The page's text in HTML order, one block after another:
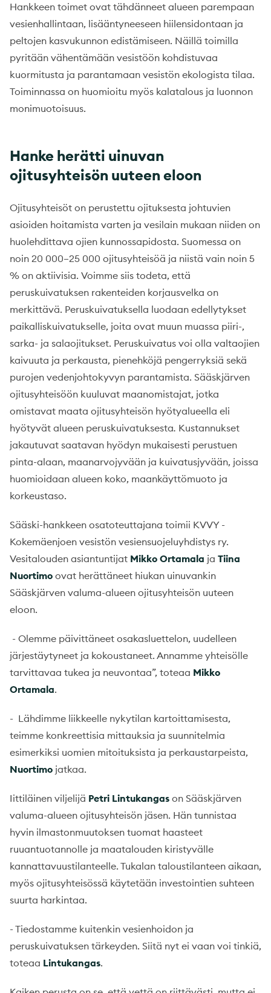
Hankkeen toimet ovat tähdänneet alueen parempaan
vesienhallintaan, lisääntyneeseen hiilensidontaan ja
peltojen kasvukunnon edistämiseen. Näillä toimilla
pyritään vähentämään vesistöön kohdistuvaa
kuormitusta ja parantamaan vesistön ekologista tilaa.
Toiminnassa on huomioitu myös kalatalous ja luonnon
monimuotoisuus.
Hanke herätti uinuvan
ojitusyhteisön uuteen eloon
Ojitusyhteisöt on perustettu ojituksesta johtuvien
asioiden hoitamista varten ja vesilain mukaan niiden on
huolehdittava ojien kunnossapidosta. Suomessa on
noin 20 000–25 000 ojitusyhteisöä ja niistä vain noin 5
% on aktiivisia. Voimme siis todeta, että
peruskuivatuksen rakenteiden korjausvelka on
merkittävä. Peruskuivatuksella luodaan edellytykset
paikalliskuivatukselle, joita ovat muun muassa piiri-,
sarka- ja salaojitukset. Peruskuivatus voi olla valtaojien
kaivuuta ja perkausta, pienehköjä pengerryksiä sekä
purojen vedenjohtokyvyn parantamista. Sääskjärven
ojitusyhteisöön kuuluvat maanomistajat, jotka
omistavat maata ojitusyhteisön hyötyalueella eli
hyötyvät alueen peruskuivatuksesta. Kustannukset
jakautuvat saatavan hyödyn mukaisesti perustuen
pinta-alaan, maanarvojyvään ja kuivatusjyvään, joissa
huomioidaan alueen koko, maankäyttömuoto ja
korkeustaso.
Sääski-hankkeen osatoteuttajana toimii KVVY -
Kokemäenjoen vesistön vesiensuojeluyhdistys ry.
Vesitalouden asiantuntijat Mikko Ortamala ja Tiina
Nuortimo ovat herättäneet hiukan uinuvankin
Sääskjärven valuma-alueen ojitusyhteisön uuteen
eloon.
- Olemme päivittäneet osakasluettelon, uudelleen
järjestäytyneet ja kokoustaneet. Annamme yhteisölle
tarvittavaa tukea ja neuvontaa”, toteaa Mikko
Ortamala.
- Lähdimme liikkeelle nykytilan kartoittamisesta,
teimme konkreettisia mittauksia ja suunnitelmia
esimerkiksi uomien mitoituksista ja perkaustarpeista,
Nuortimo jatkaa.
Iittiläinen viljelijä Petri Lintukangas on Sääskjärven
valuma-alueen ojitusyhteisön jäsen. Hän tunnistaa
hyvin ilmastonmuutoksen tuomat haasteet
ruuantuotannolle ja maatalouden kiristyvälle
kannattavuustilanteelle. Tukalan taloustilanteen aikaan,
myös ojitusyhteisössä käytetään investointien suhteen
suurta harkintaa.
- Tiedostamme kuitenkin vesienhoidon ja
peruskuivatuksen tärkeyden. Siitä nyt ei vaan voi tinkiä,
toteaa Lintukangas.